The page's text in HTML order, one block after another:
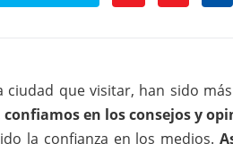
que visitar, han sido
confiamos en los consejos y
la confianza en los medios.